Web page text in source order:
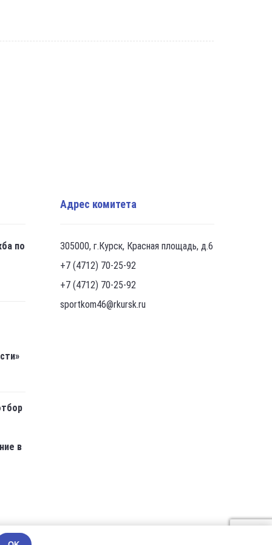
по
в
Адрес комитета
305000, г.Курск, Красная площадь, д.6
+7 (4712) 70-25-92
+7 (4712) 70-25-92
sportkom46@rkursk.ru